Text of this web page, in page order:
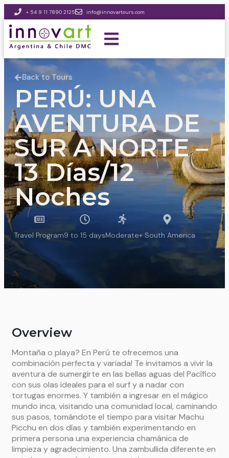
+ 54 9 11 7890 2125 info@innovartours.com
Back to Tours
PERÚ: UNA
AVENTURA DE
SUR A NORTE –
13 Días/12
Noches
Travel Program9 to 15 daysModerate+ South America
Overview
Montaña o playa? En Perú te ofrecemos una
combinación perfecta y variada! Te invitamos a vivir la
aventura de sumergirte en las bellas aguas del Pacífico
con sus olas ideales para el surf y a nadar con
tortugas enormes. Y también a ingresar en el mágico
mundo inca, visitando una comunidad local, caminando
sus pasos, tomándote el tiempo para visitar Machu
Picchu en dos días y también experimentando en
primera persona una experiencia chamánica de
limpieza y agradecimiento. Una zambullida diferente en